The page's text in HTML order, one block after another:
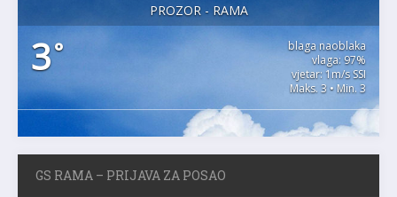
PROZOR - RAMA
3°
blaga naoblaka
vlaga: 97%
vjetar: 1m/s SSI
Maks. 3 • Min. 3
GS RAMA – PRIJAVA ZA POSAO